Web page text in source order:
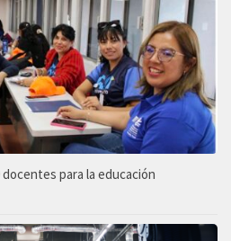
para la educación